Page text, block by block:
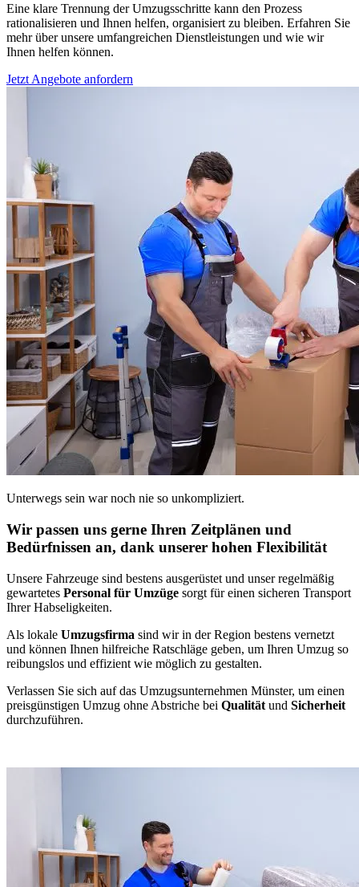
Eine klare Trennung der Umzugsschritte kann den Prozess
rationalisieren und Ihnen helfen, organisiert zu bleiben. Erfahren Sie
mehr über unsere umfangreichen Dienstleistungen und wie wir
Ihnen helfen können.
Jetzt Angebote anfordern
Unterwegs sein war noch nie so unkompliziert.
Wir passen uns gerne Ihren Zeitplänen und
Bedürfnissen an, dank unserer hohen Flexibilität
Unsere Fahrzeuge sind bestens ausgerüstet und unser regelmäßig
gewartetes Personal für Umzüge sorgt für einen sicheren Transport
Ihrer Habseligkeiten.
Als lokale Umzugsfirma sind wir in der Region bestens vernetzt
und können Ihnen hilfreiche Ratschläge geben, um Ihren Umzug so
reibungslos und effizient wie möglich zu gestalten.
Verlassen Sie sich auf das Umzugsunternehmen Münster, um einen
preisgünstigen Umzug ohne Abstriche bei Qualität und Sicherheit
durchzuführen.